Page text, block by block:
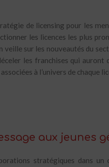
de licensing pour les
les licences les plus
sur les nouveautés du
les franchises qui auront
à l’univers de chaque
aux jeunes
stratégiques dans